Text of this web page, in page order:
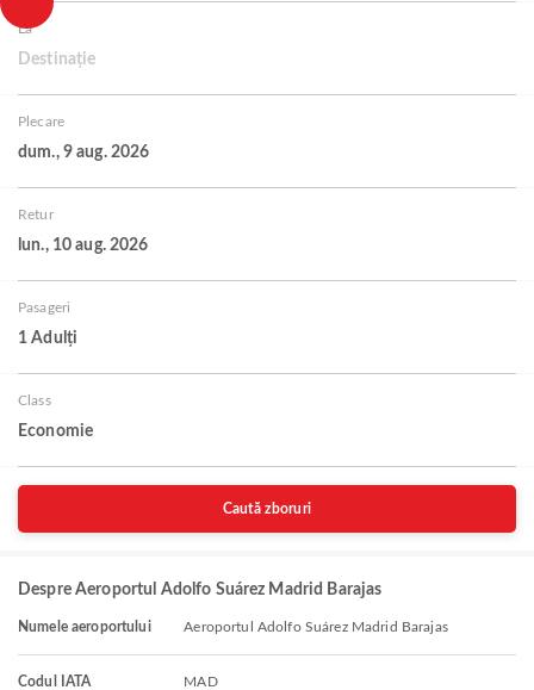
La
Destinație
Plecare
dum., 9 aug. 2026
Retur
lun., 10 aug. 2026
Pasageri
1 Adulți
Class
Economie
Caută zboruri
Despre Aeroportul Adolfo Suárez Madrid Barajas
Numele aeroportului Aeroportul Adolfo Suárez Madrid Barajas
Codul IATA MAD